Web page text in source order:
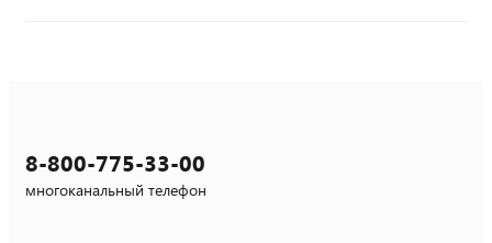
8-800-775-33-00
многоканальный телефон